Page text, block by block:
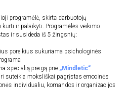
programėlė, skirta darbuotojų
kurti ir palaikyti. Programėlės veikimo
ir susideda iš 5 žingsnių:
poreikius sukuriama psichologinės
specialią preigą prie „Mindletic“
suteikia moksliškai pagrįstas emocinės
individualiu, komandos ir organizacijos